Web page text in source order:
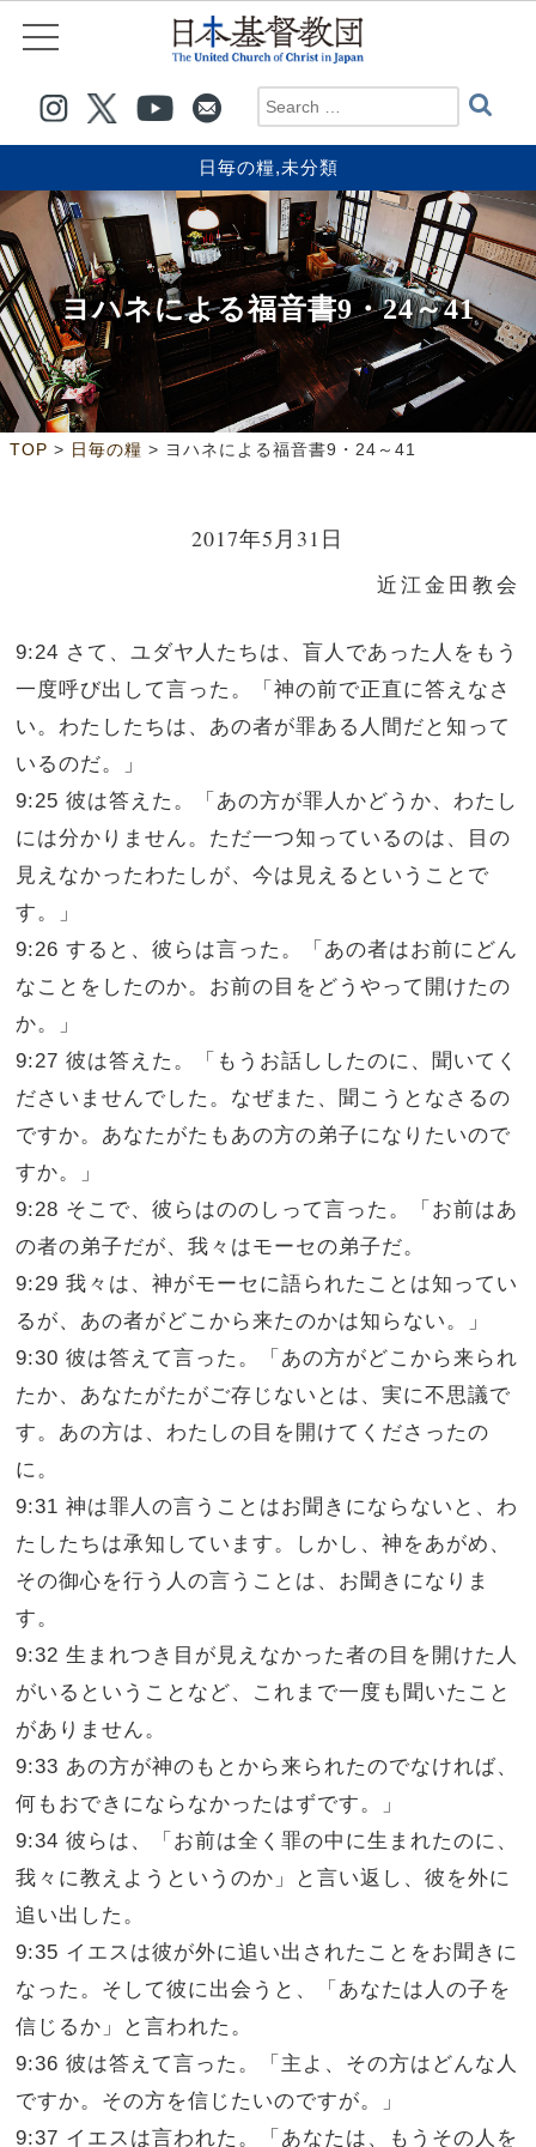
日毎の糧,未分類
ヨハネによる福音書9・24～41
TOP > 日毎の糧 > ヨハネによる福音書9・24～41
2017年5月31日
近江金田教会
9:24 さて、ユダヤ人たちは、盲人であった人をもう
一度呼び出して言った。「神の前で正直に答えなさ
い。わたしたちは、あの者が罪ある人間だと知って
いるのだ。」
9:25 彼は答えた。「あの方が罪人かどうか、わたし
には分かりません。ただ一つ知っているのは、目の
見えなかったわたしが、今は見えるということで
す。」
9:26 すると、彼らは言った。「あの者はお前にどん
なことをしたのか。お前の目をどうやって開けたの
か。」
9:27 彼は答えた。「もうお話ししたのに、聞いてく
ださいませんでした。なぜまた、聞こうとなさるの
ですか。あなたがたもあの方の弟子になりたいので
すか。」
9:28 そこで、彼らはののしって言った。「お前はあ
の者の弟子だが、我々はモーセの弟子だ。
9:29 我々は、神がモーセに語られたことは知ってい
るが、あの者がどこから来たのかは知らない。」
9:30 彼は答えて言った。「あの方がどこから来られ
たか、あなたがたがご存じないとは、実に不思議で
す。あの方は、わたしの目を開けてくださったの
に。
9:31 神は罪人の言うことはお聞きにならないと、わ
たしたちは承知しています。しかし、神をあがめ、
その御心を行う人の言うことは、お聞きになりま
す。
9:32 生まれつき目が見えなかった者の目を開けた人
がいるということなど、これまで一度も聞いたこと
がありません。
9:33 あの方が神のもとから来られたのでなければ、
何もおできにならなかったはずです。」
9:34 彼らは、「お前は全く罪の中に生まれたのに、
我々に教えようというのか」と言い返し、彼を外に
追い出した。
9:35 イエスは彼が外に追い出されたことをお聞きに
なった。そして彼に出会うと、「あなたは人の子を
信じるか」と言われた。
9:36 彼は答えて言った。「主よ、その方はどんな人
ですか。その方を信じたいのですが。」
9:37 イエスは言われた。「あなたは、もうその人を